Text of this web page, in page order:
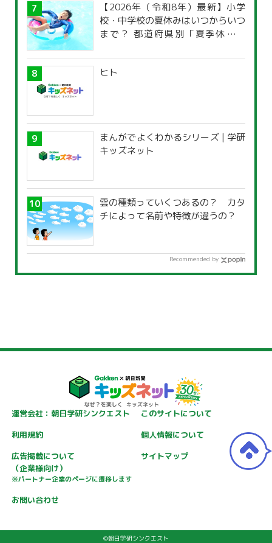
【2026年（令和8年）最新】小学
校・中学校の夏休みはいつからいつ
まで？ 都道府県別「夏季休暇一
ヒト
まんがでよくわかるシリーズ | 学研
キッズネット
雲の種類っていくつあるの？ カタ
チによって名前や特徴が違うの？
Recommended by
運営会社：朝日学研シンクエスト
このサイトについて
利用規約
個人情報について
広告掲載について
（企業様向け）
※パートナー企業のページに遷移します
サイトマップ
お問い合わせ
©朝日学研シンクエスト